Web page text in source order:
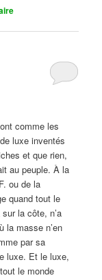
comme les
luxe inventés
et que rien,
au peuple. À la
ou de la
quand tout le
la côte, n’a
la masse n’en
par sa
luxe. Et le luxe,
le monde